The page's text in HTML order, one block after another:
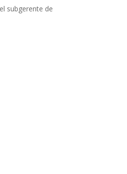
subgerente de